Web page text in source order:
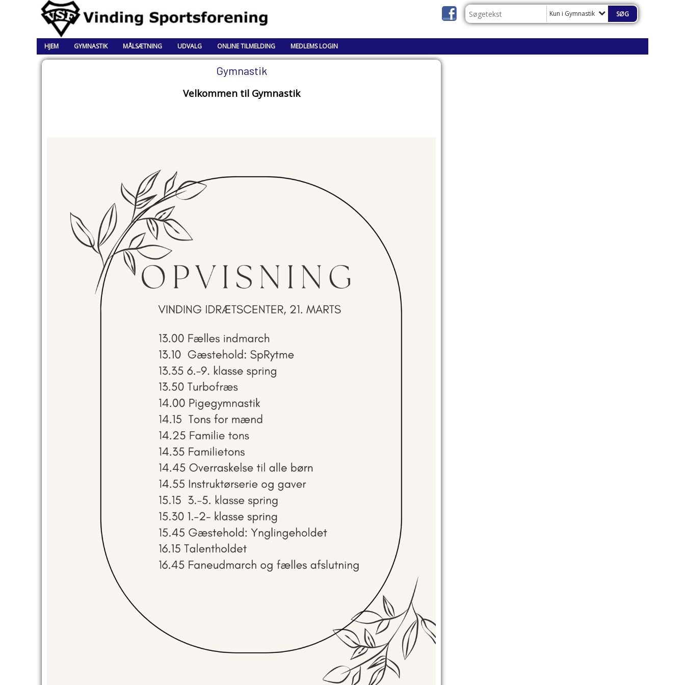
Kun i Gymnastik
HJEM GYMNASTIK MÅLSÆTNING UDVALG ONLINE TILMELDING MEDLEMS LOGIN
Gymnastik
Velkommen til Gymnastik